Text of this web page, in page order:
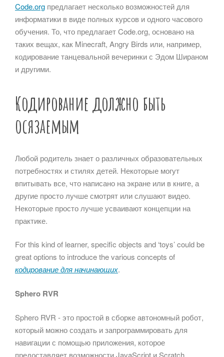
Code.org предлагает несколько возможностей для
информатики в виде полных курсов и одного часового
обучения. То, что предлагает Code.org, основано на
таких вещах, как Minecraft, Angry Birds или, например,
кодирование танцевальной вечеринки с Эдом Шираном
и другими.
Кодирование должно быть
осязаемым
Любой родитель знает о различных образовательных
потребностях и стилях детей. Некоторые могут
впитывать все, что написано на экране или в книге, а
другие просто лучше смотрят или слушают видео.
Некоторые просто лучше усваивают концепции на
практике.
For this kind of learner, specific objects and ‘toys’ could be
great options to introduce the various concepts of
кодирование для начинающих.
Sphero RVR
Sphero RVR - это простой в сборке автономный робот,
который можно создать и запрограммировать для
навигации с помощью приложения, которое